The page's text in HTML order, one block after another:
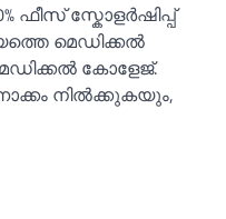
ഫീസ് സ്കോളർഷിപ്പ്
മെഡിക്കൽ
കോളേജ്.
നിൽക്കുകയും,